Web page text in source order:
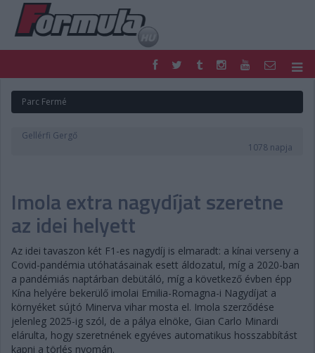
FORMULA
MOTOR
NEMZETKÖZI
DIGITÁLIS MAGAZIN
PONTÁLLÁSOK
Parc Fermé
Gellérfi Gergő
1078 napja
Imola extra nagydíjat szeretne
az idei helyett
Az idei tavaszon két F1-es nagydíj is elmaradt: a kínai verseny a
Covid-pandémia utóhatásainak esett áldozatul, míg a 2020-ban
a pandémiás naptárban debütáló, míg a következő évben épp
Kína helyére bekerülő imolai Emilia-Romagna-i Nagydíjat a
környéket sújtó Minerva vihar mosta el. Imola szerződése
jelenleg 2025-ig szól, de a pálya elnöke, Gian Carlo Minardi
elárulta, hogy szeretnének egyéves automatikus hosszabbítást
kapni a törlés nyomán.